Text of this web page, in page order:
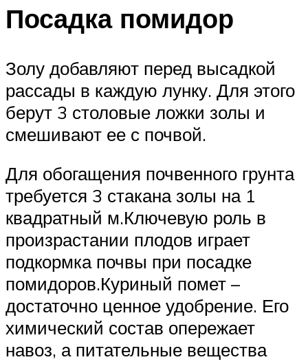
Посадка помидор
Золу добавляют перед высадкой
рассады в каждую лунку. Для этого
берут 3 столовые ложки золы и
смешивают ее с почвой.
Для обогащения почвенного грунта
требуется 3 стакана золы на 1
квадратный м.Ключевую роль в
произрастании плодов играет
подкормка почвы при посадке
помидоров.Куриный помет –
достаточно ценное удобрение. Его
химический состав опережает
навоз, а питательные вещества